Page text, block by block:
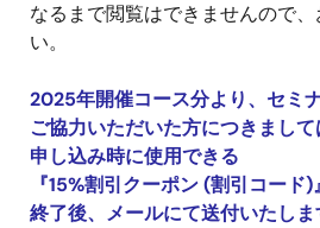
なるまで閲覧はできませんので
い。
2025年開催コース分より、セミ
ご協力いただいた方につきまし
申し込み時に使用できる
『15%割引クーポン (割引コード
終了後、メールにて送付いたし